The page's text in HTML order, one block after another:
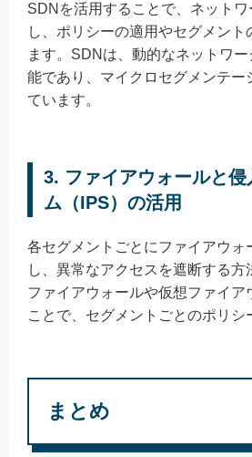
SDNを活用することで、ネット
し、ポリシーの適用やセグメント
ます。SDNは、動的なネットワ
能であり、マイクロセグメンテー
ています。
3. ファイアウォールと
ム（IPS）の活用
各セグメントごとにファイアウォ
し、異常なアクセスを遮断する方
ファイアウォールや仮想ファイア
ことで、セグメントごとのポリシ
まとめ